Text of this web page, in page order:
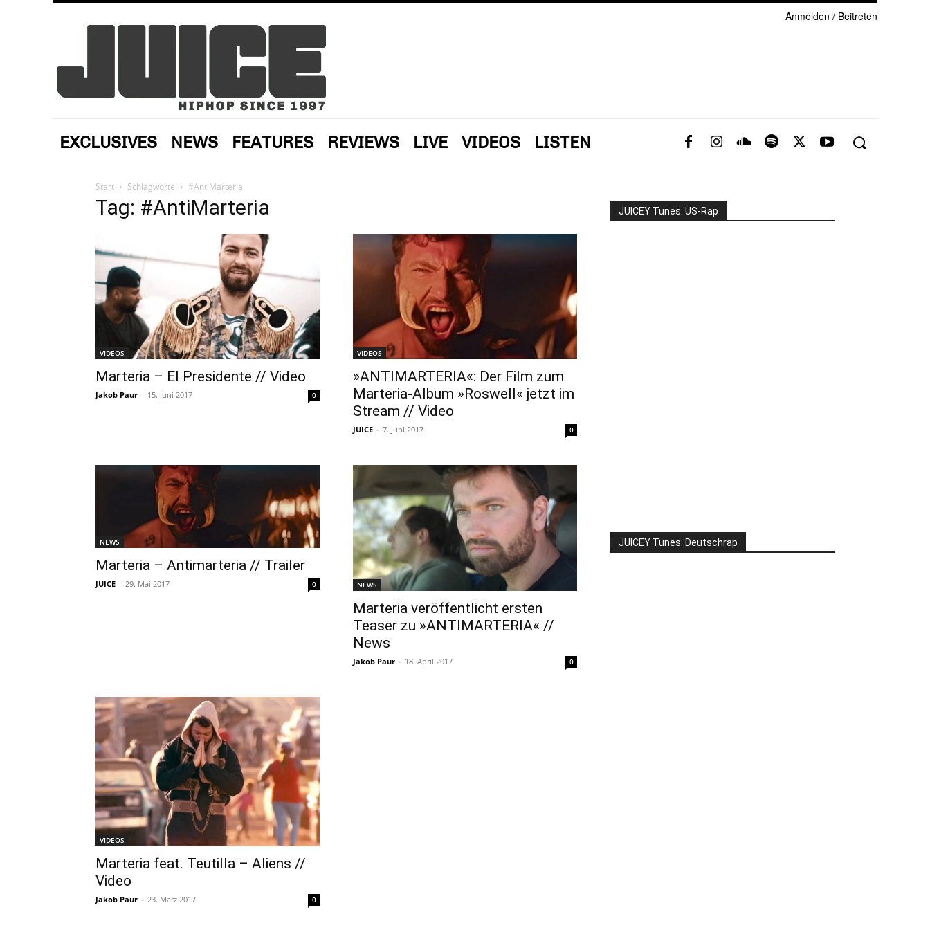
Anmelden / Beitreten
EXCLUSIVES NEWS FEATURES REVIEWS LIVE VIDEOS LISTEN
Start Schlagworte #AntiMarteria
Tag: #AntiMarteria
VIDEOS
Marteria – El Presidente // Video
Jakob Paur - 15. Juni 2017 0
VIDEOS
»ANTIMARTERIA«: Der Film zum
Marteria-Album »Roswell« jetzt im
Stream // Video
JUICE - 7. Juni 2017 0
NEWS
Marteria – Antimarteria // Trailer
JUICE - 29. Mai 2017 0 NEWS
Marteria veröffentlicht ersten
Teaser zu »ANTIMARTERIA« //
News
Jakob Paur - 18. April 2017 0
VIDEOS
Marteria feat. Teutilla – Aliens //
Video
Jakob Paur - 23. März 2017 0
JUICEY Tunes: US-Rap
JUICEY Tunes: Deutschrap